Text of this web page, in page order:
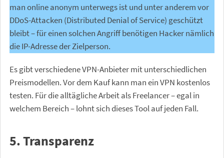
man online anonym unterwegs ist und unter anderem vor
DDoS-Attacken (Distributed Denial of Service) geschützt
bleibt – für einen solchen Angriff benötigen Hacker nämlich
die IP-Adresse der Zielperson.
Es gibt verschiedene VPN-Anbieter mit unterschiedlichen
Preismodellen. Vor dem Kauf kann man ein VPN kostenlos
testen. Für die alltägliche Arbeit als Freelancer – egal in
welchem Bereich – lohnt sich dieses Tool auf jeden Fall.
5. Transparenz